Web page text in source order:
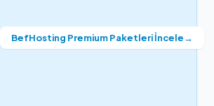
BefHosting Premium Paketleri İncele→